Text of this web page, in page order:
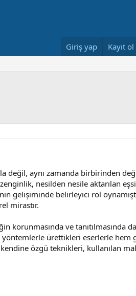
Giriş yap Kayıt ol
değil, aynı zamanda birbirinden
nesilden nesile aktarılan
gelişiminde belirleyici rol
mirastır.
korunmasında ve tanıtılmasında
yöntemlerle ürettikleri eserlerle hem
özgü teknikleri, kullanılan